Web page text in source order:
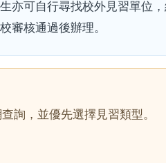
亦可自行尋找校外見習單位
審核通過後辦理。
詢，並優先選擇見習類型。